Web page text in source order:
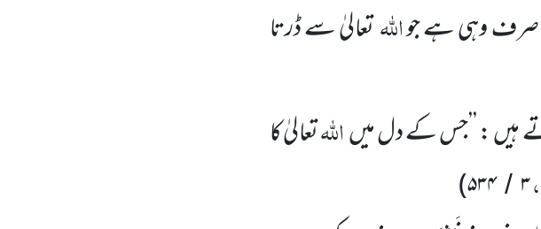
صرف وہی ہے جواللہتعالیٰ سے ڈرتا
ہیں : ’’جس کے دل میںاللہتعالیٰکا
،۳ /۵۳۴)